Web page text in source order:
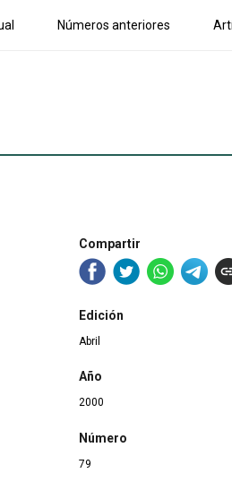
Números anteriores
Compartir
Edición
Abril
Año
2000
Número
79